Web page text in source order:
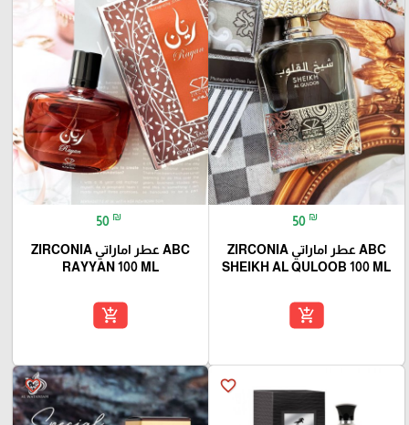
50 ₪
ABC عطر اماراتي ZIRCONIA
SHEIKH AL QULOOB 100 ML
add_shopping_cart
50 ₪
ABC عطر اماراتي ZIRCONIA
RAYYAN 100 ML
add_shopping_cart
favorite_border
favorite_border